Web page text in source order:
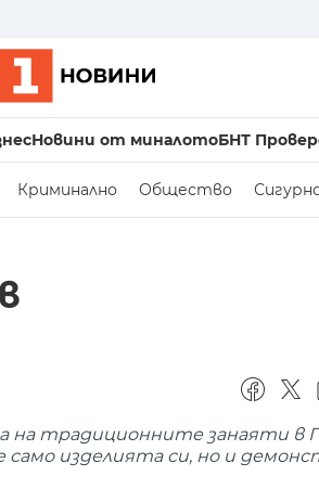
Новини от миналотоБНТ
Криминално Общество
традиционните занаяти в
само изделията си, но и